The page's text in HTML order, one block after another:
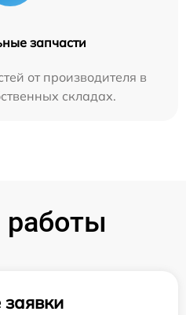
запчасти
от производителя в
складах.